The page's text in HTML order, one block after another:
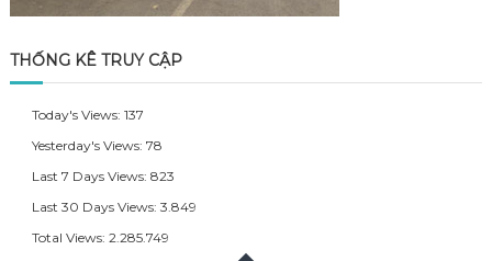
THỐNG KÊ TRUY CẬP
Today's Views: 137
Yesterday's Views: 78
Last 7 Days Views: 823
Last 30 Days Views: 3.849
Total Views: 2.285.749